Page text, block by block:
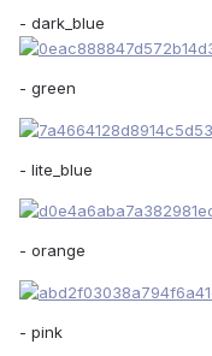
- dark_blue
- green
- lite_blue
- orange
- pink